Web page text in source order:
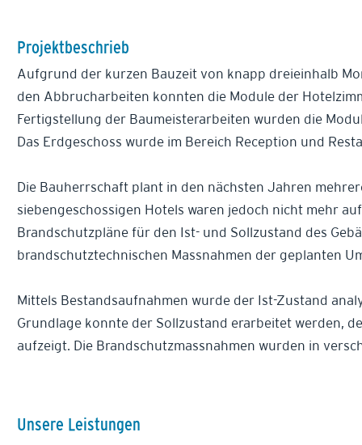
Projektbeschrieb
Aufgrund der kurzen Bauzeit von knapp dreieinhalb
den Abbrucharbeiten konnten die Module der
Fertigstellung der Baumeisterarbeiten wurden die
Das Erdgeschoss wurde im Bereich Reception und
Die Bauherrschaft plant in den nächsten Jahren
siebengeschossigen Hotels waren jedoch nicht mehr
Brandschutzpläne für den Ist- und Sollzustand des
brandschutztechnischen Massnahmen der geplanten
Mittels Bestandsaufnahmen wurde der Ist-Zustand
Grundlage konnte der Sollzustand erarbeitet werden,
aufzeigt. Die Brandschutzmassnahmen wurden in
Unsere Leistungen